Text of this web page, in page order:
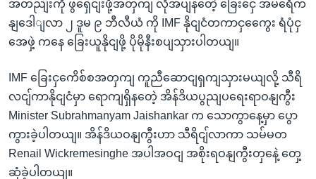
အတညျးကို ဖွရှေငျးဖို့အတှကျ လိုအပျနတေဲ့ ခြေးငှေ အမရေိက
နျဒေါျလာ ၂ ဒူမ ၉ ဘီလီယံ ကို IMF နိုငျငံတကာငှကွေေး ရံပုံငှ
အေဖှဲ့ ကနေ ခြေးယူနိုငျဖို့ ပိုမိုနီးစပျသှားပါတယျ။
IMF ခြေးငှကေိစ်စအတှကျ ကူညီဆောငျရှကျသှားမယျလို့ သီရိ
လငျ်ကာနိုငျငံမှာ ရောကျရှိနတေဲ့ အိန်ဒိယပွညျပရေးရာဝနျကွီး
Minister Subrahmanyam Jaishankar က သောကွာနေ့မှာ ပွော
ကွားခဲ့ပါတယျ။ အိန်ဒိယဝနျကွီးဟာ သီရိငျ်လာကာ သမ်မတ
Renail Wickremesinghe အပါအဝငျ အစိုးရဝနျကွီးတှနေဲ့ တှေ့
ဆုံခဲ့ပါတယျ။